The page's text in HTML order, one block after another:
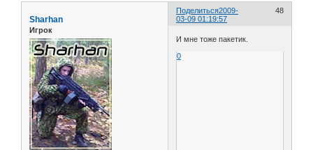
Поделиться 48
2009-
03-09 01:19:57
Sharhan
Игрок
И мне тоже пакетик.
0